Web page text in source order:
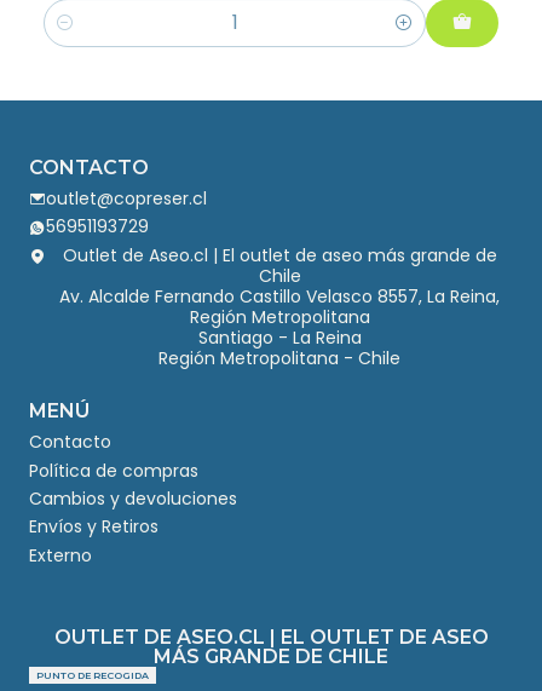
Cantidad
CONTACTO
outlet@copreser.cl
56951193729
Outlet de Aseo.cl | El outlet de aseo más grande de
Chile
Av. Alcalde Fernando Castillo Velasco 8557, La Reina,
Región Metropolitana
Santiago - La Reina
Región Metropolitana - Chile
MENÚ
Contacto
Política de compras
Cambios y devoluciones
Envíos y Retiros
Externo
OUTLET DE ASEO.CL | EL OUTLET DE ASEO
MÁS GRANDE DE CHILE
PUNTO DE RECOGIDA